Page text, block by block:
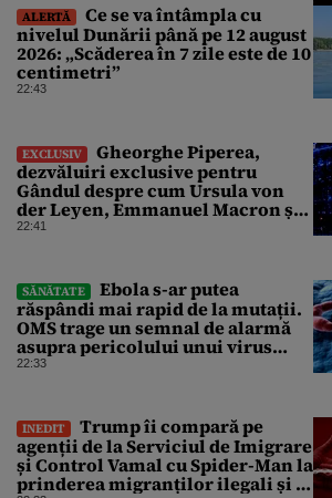
ALERTĂ
Ce se va întâmpla cu
nivelul Dunării până pe 12 august
2026: „Scăderea în 7 zile este de 10
centimetri”
22:43
EXCLUSIV
Gheorghe Piperea,
dezvăluiri exclusive pentru
Gândul despre cum Ursula von
der Leyen, Emmanuel Macron și
Zelenski plănuiesc pe Signal să îl
22:41
SĂNĂTATE
Ebola s-ar putea
răspândi mai rapid de la mutații.
OMS trage un semnal de alarmă
asupra pericolului unui virus
pentru care nu există vaccin
22:33
INEDIT
Trump îi compară pe
agenții de la Serviciul de Imigrare
și Control Vamal cu Spider-Man la
prinderea migranților ilegali și a